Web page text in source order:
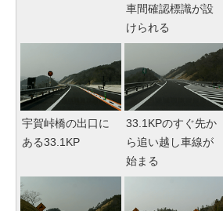
車間確認標識が設
けられる
宇賀峠橋の出口に
ある33.1KP
33.1KPのすぐ先か
ら追い越し車線が
始まる